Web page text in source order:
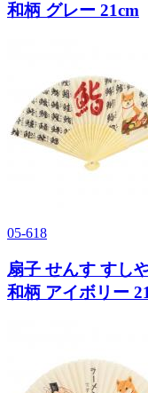
和柄 グレー 21cm
05-618
扇子 せんす すし
和柄 アイボリー